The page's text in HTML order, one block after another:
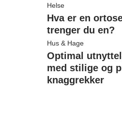
Helse
Hva er en
trenger du en?
Hus & Hage
Optimal
med stilige og
knaggrekker